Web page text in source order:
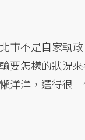
市不是自家執
要怎樣的狀況
洋洋，選得很